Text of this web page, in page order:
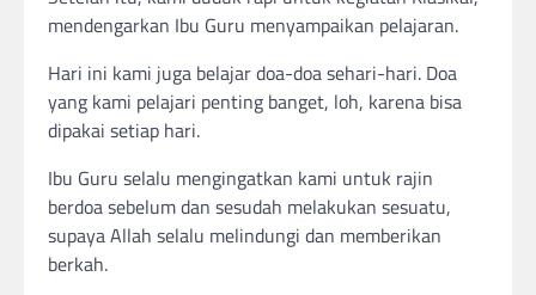
mendengarkan Ibu Guru menyampaikan pelajaran.
Hari ini kami juga belajar doa-doa sehari-hari. Doa
yang kami pelajari penting banget, loh, karena bisa
dipakai setiap hari.
Ibu Guru selalu mengingatkan kami untuk rajin
berdoa sebelum dan sesudah melakukan sesuatu,
supaya Allah selalu melindungi dan memberikan
berkah.